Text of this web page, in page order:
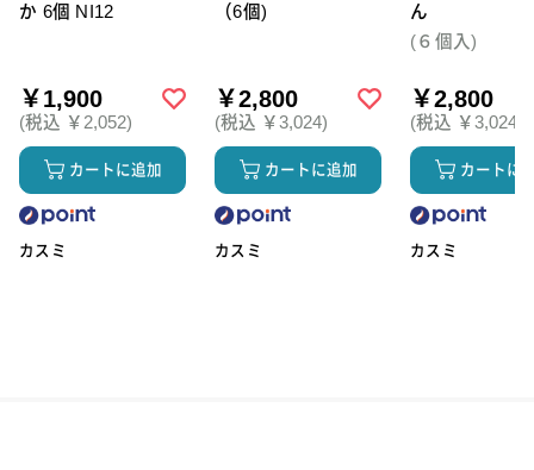
か 6個 NI12
￥1,900
(税込 ￥2,052)
カートに追加
カスミ
（6個)
￥2,800
(税込 ￥3,024)
カートに追加
カスミ
ん
(６個入)
￥2,800
(税込 ￥3,024)
カートに
カスミ